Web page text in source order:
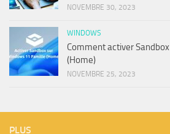
NOVEMBRE 30, 2023
WINDOWS
Comment activer
(Home)
NOVEMBRE 25, 2023
PLUS